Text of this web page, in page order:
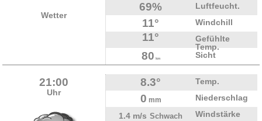
Wetter
69% Luftfeucht.
11° Windchill
11°
Gefühlte
Temp.
80 km Sicht
21:00
Uhr
8.3° Temp.
0 mm
Niederschlag
1.4 m/s Schwach
Windstärke